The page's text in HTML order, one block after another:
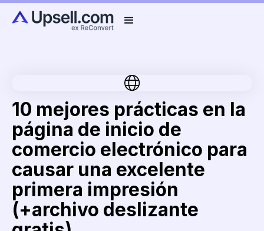
10 mejores prácticas en la
página de inicio de
comercio electrónico para
causar una excelente
primera impresión
(+archivo deslizante